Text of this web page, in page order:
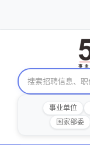
事业单位
国家部委